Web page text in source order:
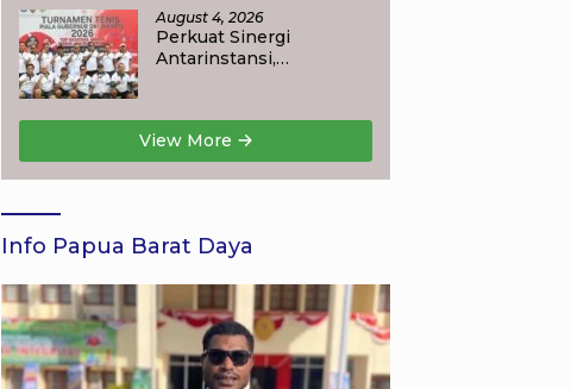
2026
August 4, 2026
Perkuat Sinergi
Antarinstansi,
Turnamen Tenis Piala
Gubernur DKI Jakarta
2026
View More
Info Papua Barat Daya